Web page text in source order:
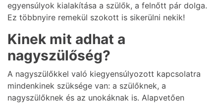
egyensúlyok kialakítása a szülők, a felnőtt pár dolga.
Ez többnyire remekül szokott is sikerülni nekik!
Kinek mit adhat a
nagyszülőség?
A nagyszülőkkel való kiegyensúlyozott kapcsolatra
mindenkinek szüksége van: a szülőknek, a
nagyszülőknek és az unokáknak is. Alapvetően